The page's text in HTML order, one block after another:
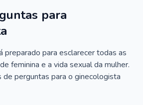
para
preparado para esclarecer todas as
feminina e a vida sexual da mulher.
perguntas para o ginecologista